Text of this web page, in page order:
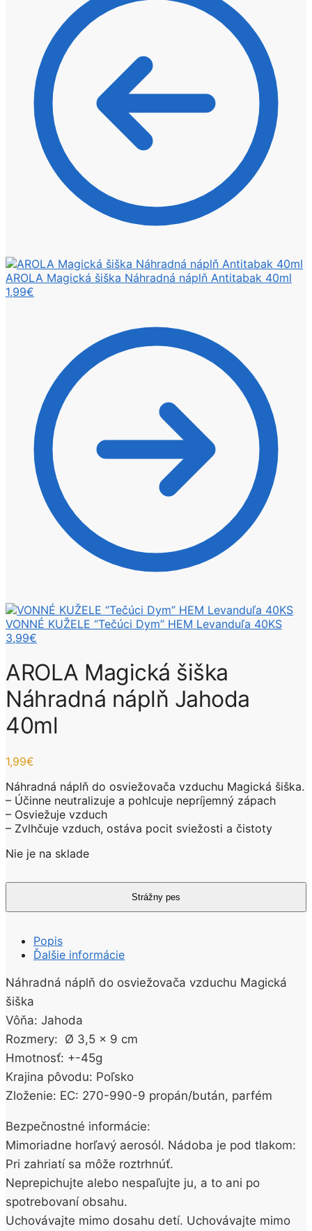
AROLA Magická šiška Náhradná náplň Antitabak 40ml
1,99€
VONNÉ KUŽELE “Tečúci Dym” HEM Levanduľa 40KS
3,99€
AROLA Magická šiška
Náhradná náplň Jahoda
40ml
1,99€
Náhradná náplň do osviežovača vzduchu Magická šiška.
– Účinne neutralizuje a pohlcuje nepríjemný zápach
– Osviežuje vzduch
– Zvlhčuje vzduch, ostáva pocit sviežosti a čistoty
Nie je na sklade
Popis
Ďalšie informácie
Náhradná náplň do osviežovača vzduchu Magická
šiška
Vôňa: Jahoda
Rozmery: Ø 3,5 x 9 cm
Hmotnosť: +-45g
Krajina pôvodu: Poľsko
Zloženie: EC: 270-990-9 propán/bután, parfém
Bezpečnostné informácie:
Mimoriadne horľavý aerosól. Nádoba je pod tlakom:
Pri zahriatí sa môže roztrhnúť.
Neprepichujte alebo nespaľujte ju, a to ani po
spotrebovaní obsahu.
Uchovávajte mimo dosahu detí. Uchovávajte mimo